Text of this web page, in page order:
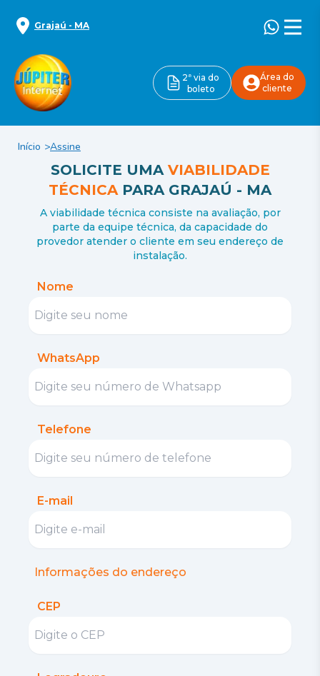
Grajaú - MA
2ª via do
boleto
Área do
cliente
Início Assine
SOLICITE UMA VIABILIDADE
TÉCNICAPARA GRAJAÚ - MA
A viabilidade técnica consiste na avaliação, por
parte da equipe técnica, da capacidade do
provedor atender o cliente em seu endereço de
instalação.
Nome
WhatsApp
Telefone
E-mail
Informações do endereço
CEP